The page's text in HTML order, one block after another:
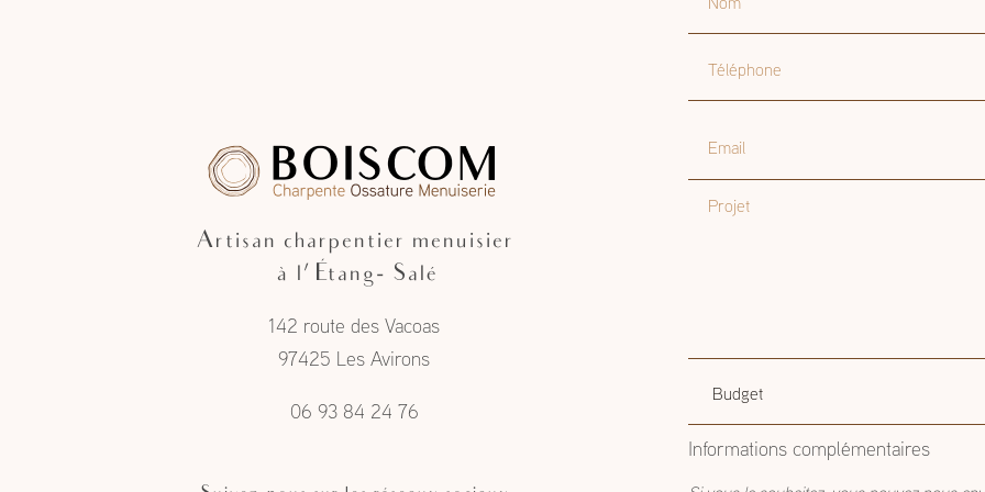
Artisan charpentier menuisier
à l'Étang- Salé
142 route des Vacoas
97425 Les Avirons
06 93 84 24 76
Téléphone
Email
Projet
Budget
estimatif
Budget estimatif
Informations complémentaires